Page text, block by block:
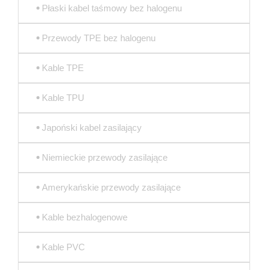
Płaski kabel taśmowy bez halogenu
Przewody TPE bez halogenu
Kable TPE
Kable TPU
Japoński kabel zasilający
Niemieckie przewody zasilające
Amerykańskie przewody zasilające
Kable bezhalogenowe
Kable PVC